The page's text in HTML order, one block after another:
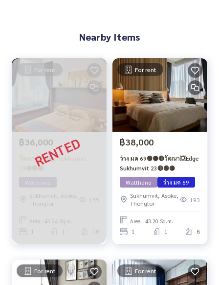
Nearby Items
For rent
฿36,000
วัฒนา 💥 Edge Sukhumvit
23🔴🟢🟡
Sukhumvit, Asoke,
Thonglor
155
Area : 43.24 Sq.m.
1 1 18
For rent
฿38,000
ว่าง มค 69🟢🟡🔴วัฒนา💥Edge
Sukhumvit 23🔴🟢🟡
Watthana
ว่าง มค 69
Sukhumvit, Asoke,
Thonglor
193
Area : 43.20 Sq.m.
1 1 8
For rent For rent